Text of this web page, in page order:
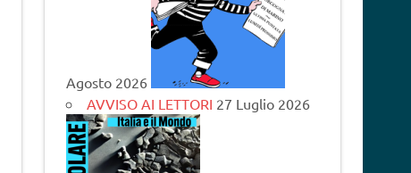
Agosto 2026
AVVISO AI LETTORI 27 Luglio 2026